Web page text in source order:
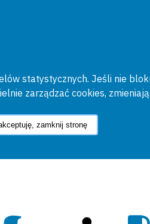
statystycznych. Jeśli nie
zarządzać cookies,
zamknij stronę